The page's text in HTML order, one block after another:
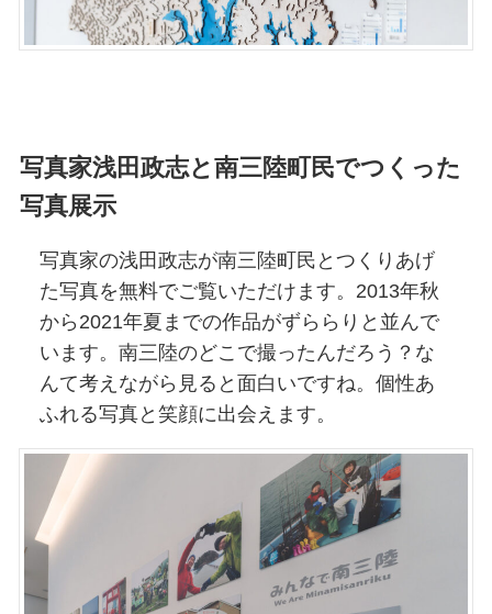
写真家浅田政志と南三陸町民でつくった
写真展示
写真家の浅田政志が南三陸町民とつくりあげ
た写真を無料でご覧いただけます。2013年秋
から2021年夏までの作品がずららりと並んで
います。南三陸のどこで撮ったんだろう？な
んて考えながら見ると面白いですね。個性あ
ふれる写真と笑顔に出会えます。